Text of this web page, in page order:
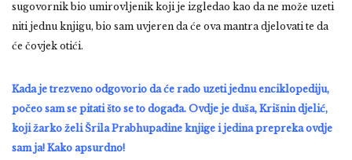
sugovornik bio umirovljenik koji je izgledao kao da ne može uzeti
niti jednu knjigu, bio sam uvjeren da će ova mantra djelovati te da
će čovjek otići.
Kada je trezveno odgovorio da će rado uzeti jednu enciklopediju,
počeo sam se pitati što se to događa. Ovdje je duša, Krišnin djelić,
koji žarko želi Šrila Prabhupadine knjige i jedina prepreka ovdje
sam ja! Kako apsurdno!